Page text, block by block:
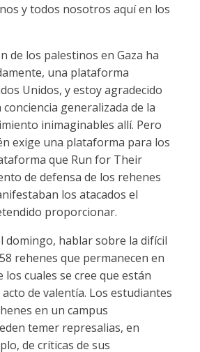
y todos nosotros aquí en los
de los palestinos en Gaza ha
una plataforma
Unidos, y estoy agradecido
generalizada de la
inimaginables allí. Pero
exige una plataforma para los
que Run for Their
de defensa de los rehenes
los atacados el
proporcionar.
domingo, hablar sobre la difícil
rehenes que permanecen en
los cuales se cree que están
de valentía. Los estudiantes
en un campus
temer represalias, en
de críticas de sus